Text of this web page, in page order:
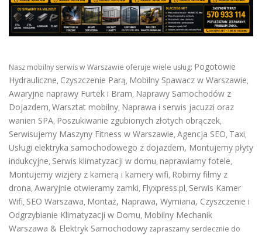
Nasz mobilny serwis w Warszawie oferuje wiele usług: Pogotowie
Hydrauliczne, Czyszczenie Parą, Mobilny Spawacz w Warszawie,
Awaryjne naprawy Furtek i Bram, Naprawy Samochodów z
Dojazdem, Warsztat mobilny, Naprawa i serwis jacuzzi oraz
wanien SPA, Poszukiwanie zgubionych złotych obrączek,
Serwisujemy Maszyny Fitness w Warszawie, Agencja SEO, Taxi,
Usługi elektryka samochodowego z dojazdem, Montujemy płyty
indukcyjne, Serwis klimatyzacji w domu, naprawiamy fotele,
Montujemy wizjery z kamerą i kamery wifi, Robimy filmy z
drona, Awaryjnie otwieramy zamki, Flyxpress.pl, Serwis Kamer
Wifi, SEO Warszawa, Montaż, Naprawa, Wymiana, Czyszczenie i
Odgrzybianie Klimatyzacji w Domu, Mobilny Mechanik
Warszawa & Elektryk Samochodowy zapraszamy serdecznie do